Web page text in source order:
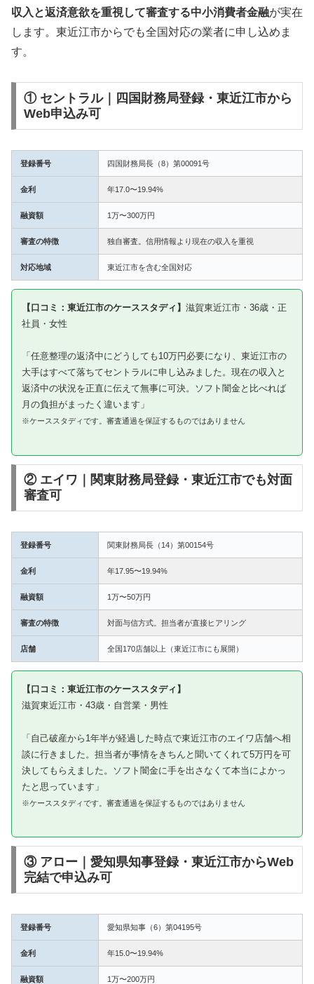
収入と返済意欲を重視して審査する中小消費者金融が実在
します。東近江市からでも全国対応の業者に申し込めま
す。
① セントラル｜四国財務局登録・東近江市から
Web申込み可
登録番号 四国財務局長（8）第00091号
金利 年17.0〜19.94%
融資額 1万〜300万円
審査の特徴 独自審査。信用情報より現在の収入を重視
対応地域 東近江市を含む全国対応
【口コミ：東近江市のケーススタディ】 滋賀東近江市・36歳・正
社員・女性
「任意整理の返済中にどうしても10万円必要になり、東近江市の
大手はすべて落ちてセントラルに申し込みました。現在の収入と
返済中の状況を正直に伝えて無事に可決。ソフト闇金と比べれば
月の負担がまったく違います」
※ケーススタディです。審査通過を保証するものではありません
② エイワ｜関東財務局登録・東近江市でも対面
審査可
登録番号 関東財務局長（14）第00154号
金利 年17.95〜19.94%
融資額 1万〜50万円
審査の特徴 対面与信方式。担当者が直接ヒアリング
店舗 全国170店舗以上（東近江市にも展開）
【口コミ：東近江市のケーススタディ】
滋賀東近江市・43歳・自営業・男性
「自己破産から1年半が経過した時点で東近江市のエイワ店舗へ相
談に行きました。担当者が事情をきちんと聞いてくれて5万円を可
決してもらえました。ソフト闇金に手を出さなくて本当によかっ
たと思っています」
※ケーススタディです。審査通過を保証するものではありません
③ アロー｜愛知県知事登録・東近江市からWeb
完結で申込み可
登録番号 愛知県知事（6）第04195号
金利 年15.0〜19.94%
融資額 1万〜200万円